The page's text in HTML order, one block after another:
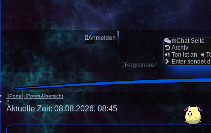
Anmelden
Registrieren
mChat Seite
Archiv
Ton ist an
Enter sendet
Portal
Foren-Übersicht
Suche
Aktuelle Zeit: 08.08.2026, 08:45